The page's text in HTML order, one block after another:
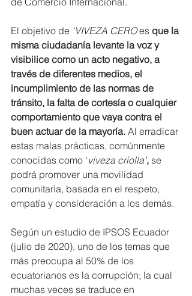
El objetivo de ‘VIVEZA CERO es que la
misma ciudadanía levante la voz y
visibilice como un acto negativo, a
través de diferentes medios, el
incumplimiento de las normas de
tránsito, la falta de cortesía o cualquier
comportamiento que vaya contra el
buen actuar de la mayoría. Al erradicar
estas malas prácticas, comúnmente
conocidas como ‘viveza criolla’, se
podrá promover una movilidad
comunitaria, basada en el respeto,
empatía y consideración a los demás.
Según un estudio de IPSOS Ecuador
(julio de 2020), uno de los temas que
más preocupa al 50% de los
ecuatorianos es la corrupción; la cual
muchas veces se traduce en